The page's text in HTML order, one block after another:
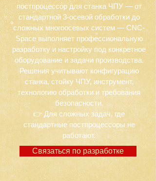
постпроцессор для станка ЧПУ — от
стандартной 3-осевой обработки до
сложных многоосевых систем — CNC-
Space выполняет профессиональную
разработку и настройку под конкретное
оборудование и задачи производства.
Решения учитывают конфигурацию
станка, стойку ЧПУ, инструмент,
технологию обработки и требования
безопасности.
👉 Для сложных задач, где
стандартные постпроцессоры не
работают.
Связаться по разработке